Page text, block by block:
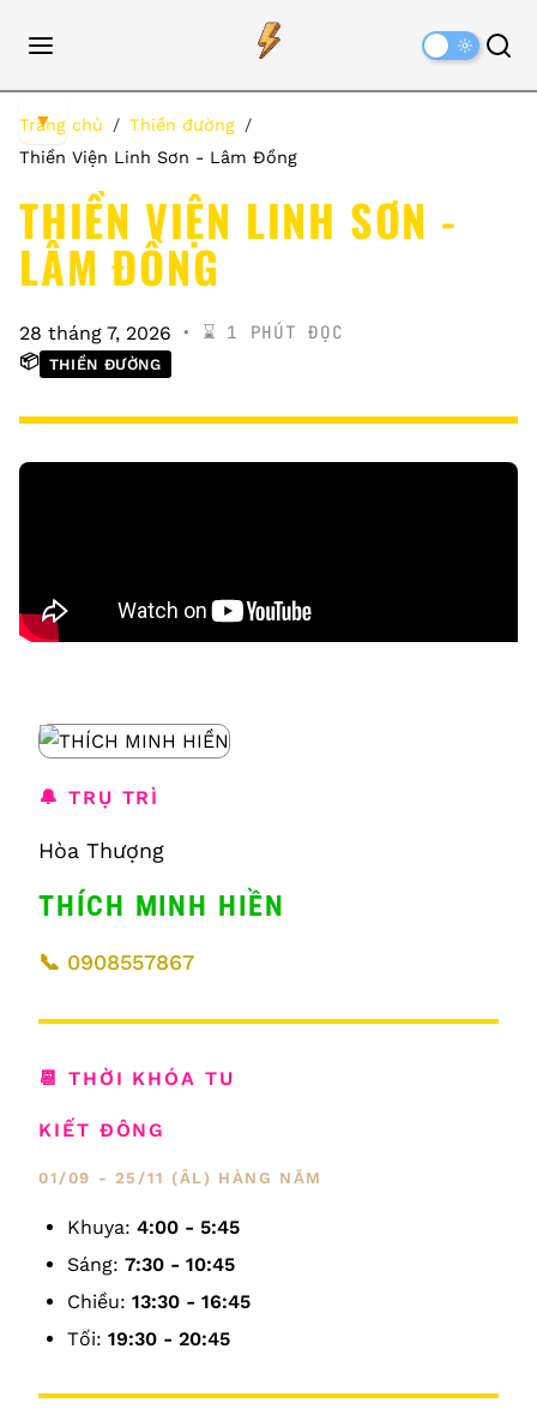
Trang chủ
Thiền đường
Thiền Viện Linh Sơn - Lâm Đồng
THIỀN VIỆN LINH SƠN -
LÂM ĐỒNG
28 tháng 7, 2026 ⌛️ 1 PHÚT ĐỌC
📦 THIỀN ĐƯỜNG
🔔 TRỤ TRÌ
Hòa Thượng
THÍCH MINH HIỀN
📞 0908557867
📆 THỜI KHÓA TU
KIẾT ĐÔNG
01/09 - 25/11 (ÂL) HÀNG NĂM
Khuya: 4:00 - 5:45
Sáng: 7:30 - 10:45
Chiều: 13:30 - 16:45
Tối: 19:30 - 20:45
▼